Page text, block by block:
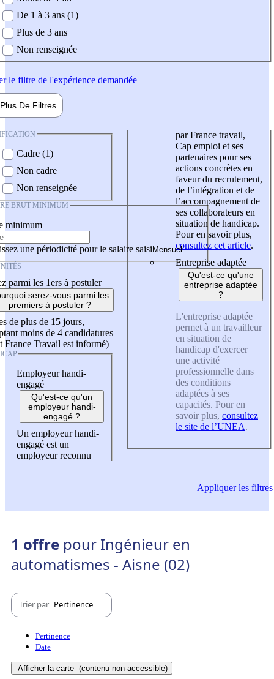
De 1 à 3 ans (1)
Plus de 3 ans
Non renseignée
le filtre de l'expérience demandée
Plus De Filtres
Cadre (1)
Non cadre
Non renseignée
BRUT MINIMUM
minimum
une périodicité pour le salaire saisi
parmi les 1ers à postuler
serez-vous parmi les
premiers à postuler ?
de plus de 15 jours,
moins de 4 candidatures
France Travail est informé)
Employeur handi-
engagé
Qu'est-ce qu'un
employeur handi-
engagé ?
Un employeur handi-
engagé est un
employeur reconnu
par France travail,
Cap emploi et ses
partenaires pour ses
actions concrètes en
faveur du recrutement,
de l’intégration et de
l’accompagnement de
ses collaborateurs en
situation de handicap.
Pour en savoir plus,
consultez cet article.
Entreprise adaptée
Qu'est-ce qu'une
entreprise adaptée
?
L'entreprise adaptée
permet à un travailleur
en situation de
handicap d'exercer
une activité
professionnelle dans
des conditions
adaptées à ses
capacités. Pour en
savoir plus, consultez
le site de l’UNEA.
Appliquerles filtres
1 offre pour Ingénieur en
automatismes - Aisne (02)
Trier par Pertinence
Pertinence
Date
Afficher la carte (contenu non-accessible)